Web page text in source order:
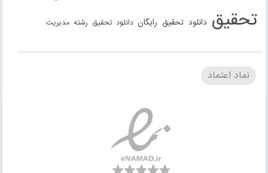
تحقیق دانلود تحقیق رایگان دانلود تحقیق رشته مدیریت
دانلود مقاله دانلود مقاله رایگان دانلود مقاله رشته
انسانی دانلود مقاله رشته علوم انسانی
دانلود پاورپوینت دانلود پروژه
دانلود گزارش کارآموزی
رشته علوم اجتماعی رشته علوم انسانی
مقاله حسابداریمقاله رایگان
نماد اعتماد